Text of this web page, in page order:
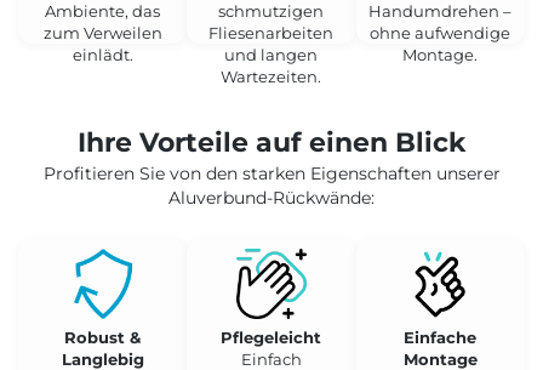
Ambiente, das
zum Verweilen
einlädt.
schmutzigen
Fliesenarbeiten
und langen
Wartezeiten.
Handumdrehen –
ohne aufwendige
Montage.
Ihre Vorteile auf einen Blick
Profitieren Sie von den starken Eigenschaften unserer
Aluverbund-Rückwände:
Robust &
Langlebig
Pflegeleicht
Einfach
Einfache
Montage